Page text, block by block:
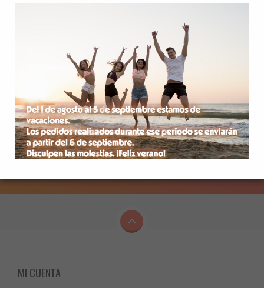
Libro de texto lengua francesa.
Primer curso. Ed. Bruño.
Libro de texto España es así.
Ed. Escuela española. 1956.
MI CUENTA